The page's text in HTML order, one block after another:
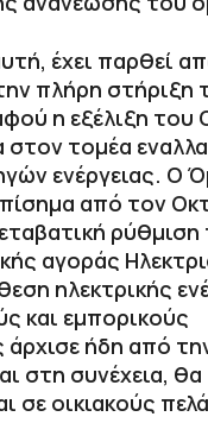
έχει παρθεί
πλήρη στήριξη
η εξέλιξη του
στον τομέα
ενέργειας. Ο
από τον
ρύθμιση
αγοράς
ηλεκτρικής
και εμπορικούς
ήδη από
στη συνέχεια, θα
σε οικιακούς